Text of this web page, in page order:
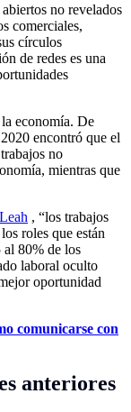
no revelados
comerciales,
círculos
de redes es una
economía. De
encontró que el
no
mientras que
, “los trabajos
roles que están
al 80% de los
laboral oculto
oportunidad
comunicarse con
anteriores